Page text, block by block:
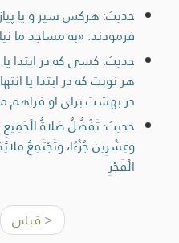
حديث: هركس سير و يا پياز
فرمودند: «به مساجد ما
حديث: کسی که در ابتدا يا
هر نوبت که در ابتدا يا
در بهشت برای او فراهم
حديث: تَفْضُلُ صَلاةُ
وَعِشْرِينَ جُزْءًا، وَتَجْتَمِعُ
الْفَجْرِ
< قبلی